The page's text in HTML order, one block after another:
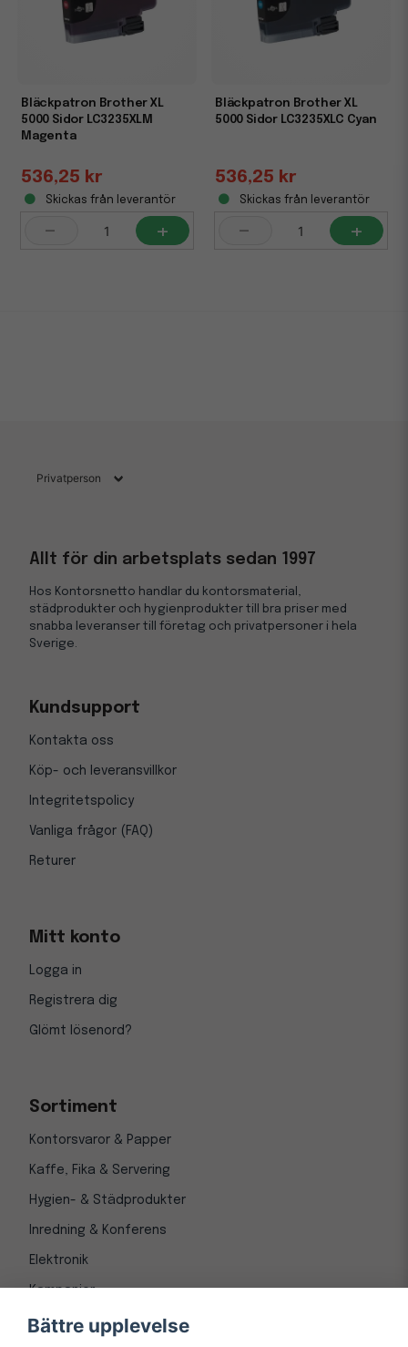
Bläckpatron Brother XL
5000 Sidor LC3235XLM
Magenta
536,25 kr
Skickas från leverantör
- +
Bläckpatron Brother XL
5000 Sidor LC3235XLC Cyan
536,25 kr
Skickas från leverantör
- +
Allt för din arbetsplats sedan 1997
Hos Kontorsnetto handlar du kontorsmaterial,
städprodukter och hygienprodukter till bra priser med
snabba leveranser till företag och privatpersoner i hela
Sverige.
Kundsupport
Kontakta oss
Köp- och leveransvillkor
Integritetspolicy
Vanliga frågor (FAQ)
Returer
Mitt konto
Logga in
Registrera dig
Glömt lösenord?
Sortiment
Kontorsvaror & Papper
Kaffe, Fika & Servering
Hygien- & Städprodukter
Inredning & Konferens
Elektronik
Kampanjer
Bättre upplevelse